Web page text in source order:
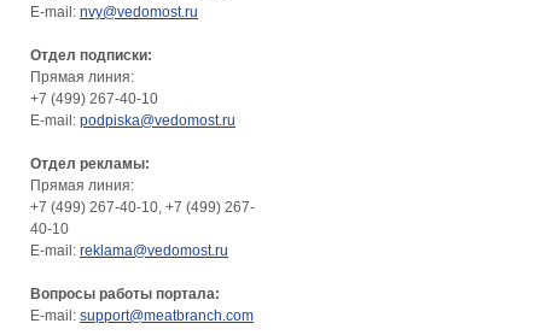
E-mail: nvy@vedomost.ru
Отдел подписки:
Прямая линия:
+7 (499) 267-40-10
E-mail: podpiska@vedomost.ru
Отдел рекламы:
Прямая линия:
+7 (499) 267-40-10, +7 (499) 267-
40-10
E-mail: reklama@vedomost.ru
Вопросы работы портала:
E-mail: support@meatbranch.com